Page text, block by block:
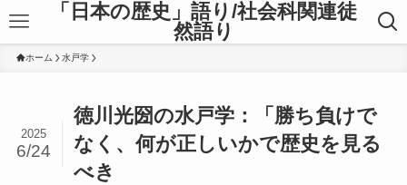
「日本の歴史」語り/社会科関連徒
然語り
ホーム 水戸学
徳川光圀の水戸学：「勝ち負けで
なく、何が正しいかで歴史を見る
べき
2025
6/24